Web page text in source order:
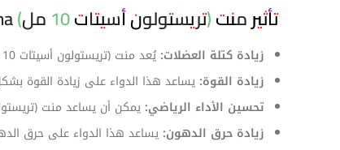
تأثير منت (تريستولون أسيتات 10 مل) Avvelonepharma على الجسم
زيادة كتلة العضلات: يُعد منت (تريستولون أسيتات 10 مل) أفلون فارما فعالًا للغاية في زيادة كتلة العضلات.
زيادة القوة: يساعد هذا الدواء على زيادة القوة
تحسين الأداء الرياضي: يمكن أن يساعد منت (تريستولون أسيتات 10 مل) أفلون فارما على
زيادة حرق الدهون: يساعد هذا الدواء على حرق